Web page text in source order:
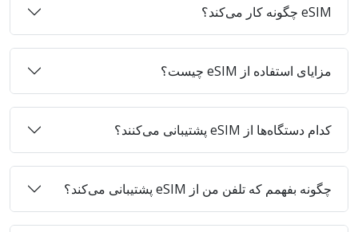
eSIM چگونه کار می‌کند؟
مزایای استفاده از eSIM چیست؟
کدام دستگاه‌ها از eSIM پشتیبانی می‌کنند؟
چگونه بفهمم که تلفن من از eSIM پشتیبانی می‌کند؟